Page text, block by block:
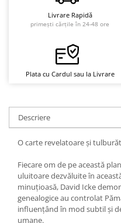
Supă de pui pentru suflet
Spiritualitate şi ştiinţă
Cunoaștere
Livrare Rapidă
primești cărțile în 24-48 ore
Plata cu Cardul sau la Livrare
Descriere
O carte revelatoare și
Fiecare om de pe această
uluitoare dezvăluite în
minuțioasă, David Icke
genealogice au controlat
influențând în mod subtil și
umane.